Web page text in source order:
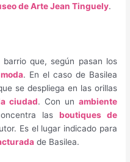
de Arte Jean Tinguely.
que, según pasan los
. En el caso de Basilea
se despliega en las orillas
ciudad. Con un ambiente
las boutiques de
Es el lugar indicado para
de Basilea.